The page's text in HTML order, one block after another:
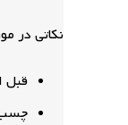
نکاتی در
قبل
چسب